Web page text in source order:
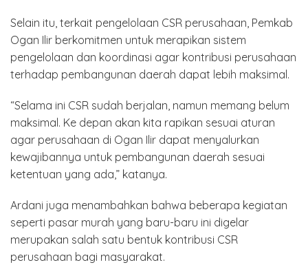
Selain itu, terkait pengelolaan CSR perusahaan, Pemkab
Ogan Ilir berkomitmen untuk merapikan sistem
pengelolaan dan koordinasi agar kontribusi perusahaan
terhadap pembangunan daerah dapat lebih maksimal.
“Selama ini CSR sudah berjalan, namun memang belum
maksimal. Ke depan akan kita rapikan sesuai aturan
agar perusahaan di Ogan Ilir dapat menyalurkan
kewajibannya untuk pembangunan daerah sesuai
ketentuan yang ada,” katanya.
Ardani juga menambahkan bahwa beberapa kegiatan
seperti pasar murah yang baru-baru ini digelar
merupakan salah satu bentuk kontribusi CSR
perusahaan bagi masyarakat.